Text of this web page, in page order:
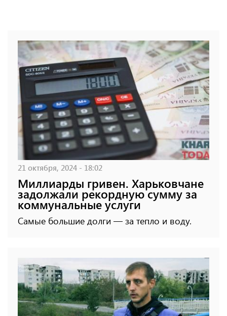
21 октября, 2024 - 18:02
Миллиарды гривен. Харьковчане
задолжали рекордную сумму за
коммунальные услуги
Самые большие долги — за тепло и воду.